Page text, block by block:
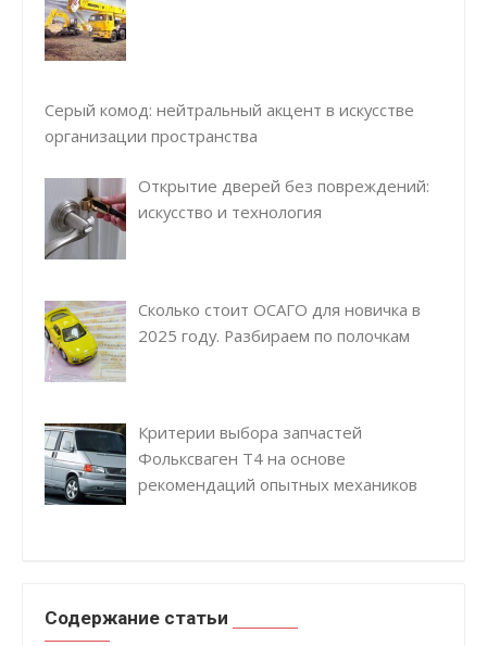
Серый комод: нейтральный акцент в искусстве
организации пространства
Открытие дверей без повреждений:
искусство и технология
Сколько стоит ОСАГО для новичка в
2025 году. Разбираем по полочкам
Критерии выбора запчастей
Фольксваген Т4 на основе
рекомендаций опытных механиков
Содержание статьи